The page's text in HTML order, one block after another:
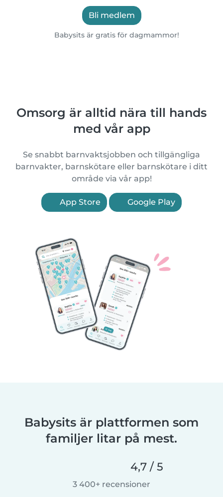
Bli medlem
Babysits är gratis för dagmammor!
Omsorg är alltid nära till hands
med vår app
Se snabbt barnvaktsjobben och tillgängliga
barnvakter, barnskötare eller barnskötare i ditt
område via vår app!
App Store Google Play
Babysits är plattformen som
familjer litar på mest.
4,7 / 5
3 400+ recensioner